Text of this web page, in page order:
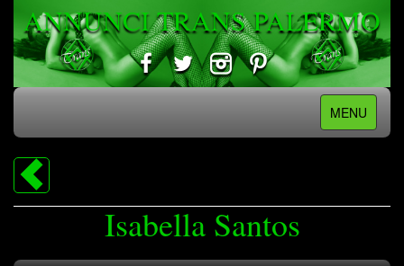
ANNUNCI TRANS PALERMO
MENU
Isabella Santos